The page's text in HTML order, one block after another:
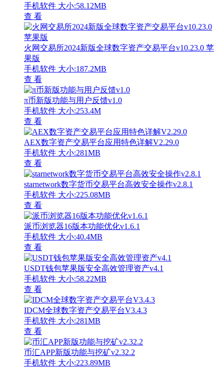
手机软件 大小:58.12MB
查 看
火网交易所2024新版全球数字资产交易平台v10.23.0 苹
果版
手机软件 大小:187.2MB
查 看
π币新版功能与用户反馈v1.0
手机软件 大小:253.4M
查 看
AEX数字资产交易平台应用特色详解V2.29.0
手机软件 大小:281MB
查 看
starnetwork数字货币交易平台高效安全操作v2.8.1
手机软件 大小:225.08MB
查 看
派币浏览器16版本功能优化v1.6.1
手机软件 大小:40.4MB
查 看
USDT钱包苹果版安全高效管理资产v4.1
手机软件 大小:58.22MB
查 看
IDCM全球数字资产交易平台V3.4.3
手机软件 大小:281MB
查 看
币汇APP新版功能与挖矿v2.32.2
手机软件 大小:223.89MB